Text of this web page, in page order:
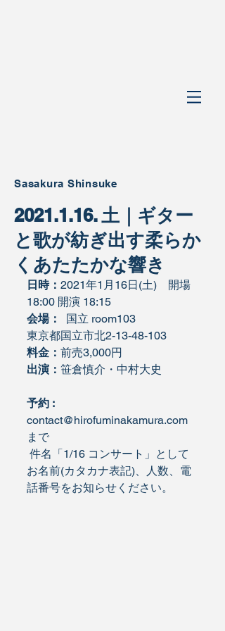
Sasakura Shinsuke
2021.1.16. 土｜ギター
と歌が紡ぎ出す柔らか
くあたたかな響き
日時： 2021年1月16日(土)　開場
18:00 開演 18:15
会場：
  国立 room103
東京都国立市北2-13-48-103
料金： 前売3,000円
出演： 笹倉慎介・中村大史
予約 :
contact@hirofuminakamura.com
まで
お名前(カタカナ表記)、人数、電
話番号をお知らせください。